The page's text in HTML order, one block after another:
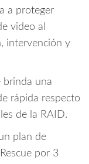
a proteger
video al
intervención y
brinda una
rápida respecto
de la RAID.
plan de
por 3